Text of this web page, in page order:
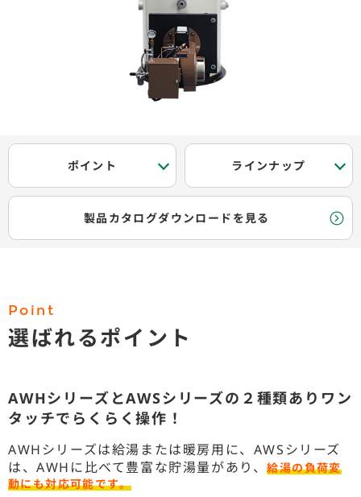
ポイント ラインナップ
製品カタログダウンロードを見る
Point
選ばれるポイント
AWHシリーズとAWSシリーズの２種類ありワン
タッチでらくらく操作！
AWHシリーズは給湯または暖房用に、AWSシリーズ
は、AWHに比べて豊富な貯湯量があり、給湯の負荷変
動にも対応可能です。